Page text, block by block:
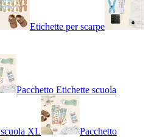
Etichette per scarpe
Pacchetto Etichette scuola
XL Pacchetto